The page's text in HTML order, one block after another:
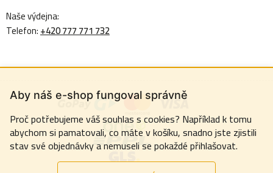
Aby náš e-shop fungoval správně
Proč potřebujeme váš souhlas s cookies? Například k tomu
abychom si pamatovali, co máte v košíku, snadno jste zjistili
stav své objednávky a nemuseli se pokaždé přihlašovat.
Naše výdejna:
Telefon:+420 777 771 732